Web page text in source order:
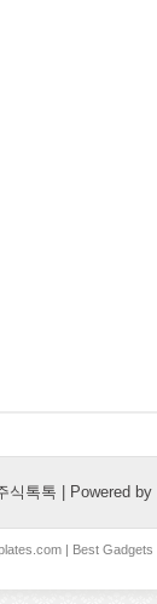
식톡톡 | Powered by
| Best Gadgets